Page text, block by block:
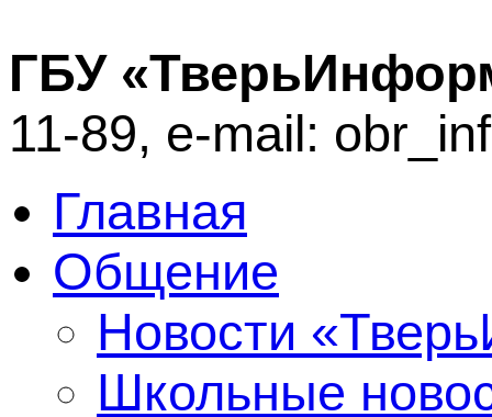
ГБУ
11-89, e-mail:
Главная
Общение
Новости
Школьные